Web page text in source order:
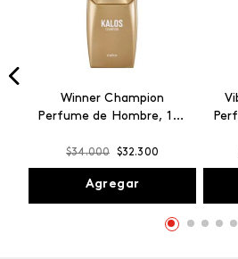
Winner Champion
Perfume de Hombre, 100
$34.000 $32.300
Agregar